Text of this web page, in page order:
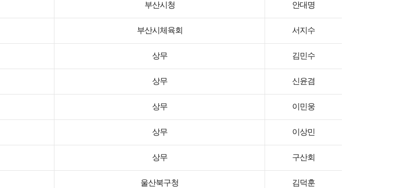
부산시청 안대명
부산시체육회 서지수
상무 김민수
상무 신윤겸
상무 이민웅
상무 이상민
상무 구산회
울산북구청 김덕훈